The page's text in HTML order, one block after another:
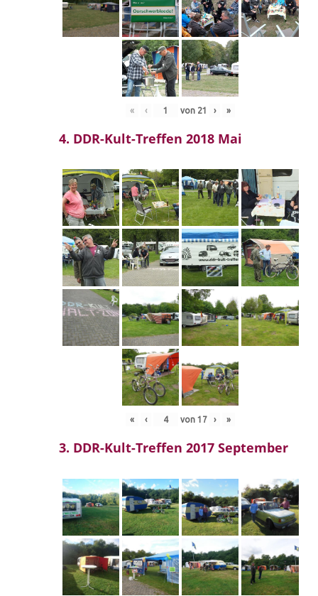
« ‹ von 21 › »
4. DDR-Kult-Treffen 2018 Mai
« ‹ von 17 › »
3. DDR-Kult-Treffen 2017 September